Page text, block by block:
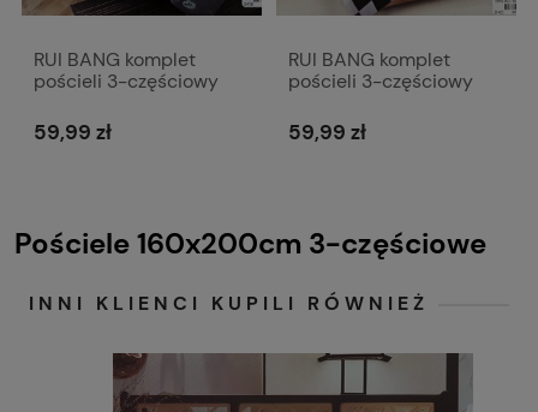
RUI BANG komplet
pościeli 3-częściowy
flamingami
59,99 zł
RUI BANG komplet
pościeli 3-częściowy
kratę
59,99 zł
Pościele 160x200cm 3-częściowe
INNI KLIENCI KUPILI RÓWNIEŻ